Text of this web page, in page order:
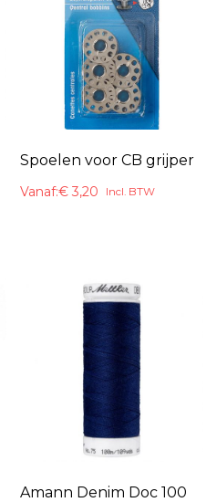
Spoelen voor CB grijper
Vanaf:€3,20 Incl. BTW
Amann Denim Doc 100